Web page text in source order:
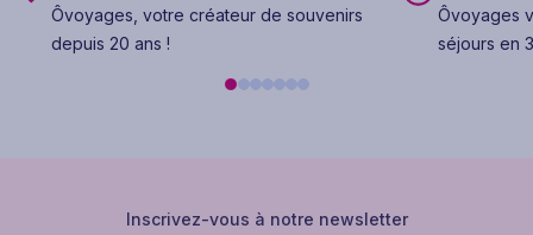
Ôvoyages, votre créateur de souvenirs
depuis 20 ans !
Ôvoyages
séjours en
Inscrivez-vous à notre newsletter